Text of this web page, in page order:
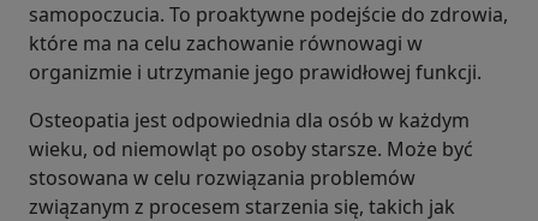
samopoczucia. To proaktywne podejście do zdrowia,
które ma na celu zachowanie równowagi w
organizmie i utrzymanie jego prawidłowej funkcji.
Osteopatia jest odpowiednia dla osób w każdym
wieku, od niemowląt po osoby starsze. Może być
stosowana w celu rozwiązania problemów
związanym z procesem starzenia się, takich jak